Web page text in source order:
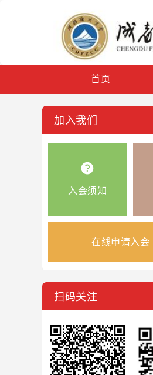
首页
加入我们
入会须知
在线申请入会
扫码关注